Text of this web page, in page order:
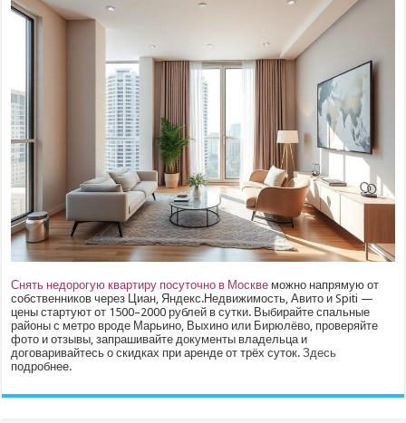
Снять недорогую квартиру посуточно в Москве можно напрямую от
собственников через Циан, Яндекс.Недвижимость, Авито и Spiti —
цены стартуют от 1500–2000 рублей в сутки. Выбирайте спальные
районы с метро вроде Марьино, Выхино или Бирюлёво, проверяйте
фото и отзывы, запрашивайте документы владельца и
договаривайтесь о скидках при аренде от трёх суток.Здесь
подробнее.